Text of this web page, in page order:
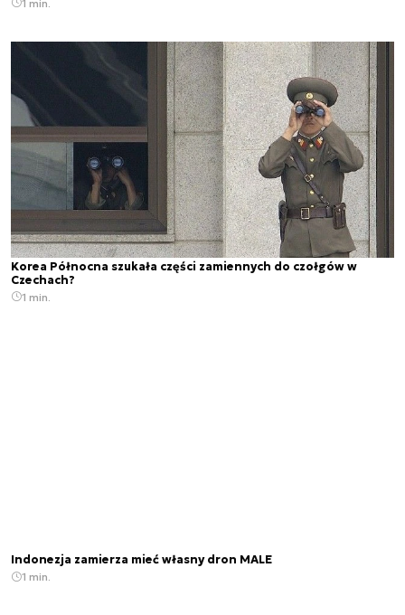
1 min.
Korea Północna szukała części zamiennych do czołgów w
Czechach?
1 min.
Indonezja zamierza mieć własny dron MALE
1 min.